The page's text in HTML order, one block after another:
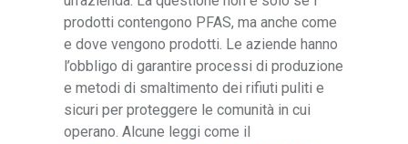
prodotti contengono PFAS, ma anche come
e dove vengono prodotti. Le aziende hanno
l’obbligo di garantire processi di produzione
e metodi di smaltimento dei rifiuti puliti e
sicuri per proteggere le comunità in cui
operano. Alcune leggi come il